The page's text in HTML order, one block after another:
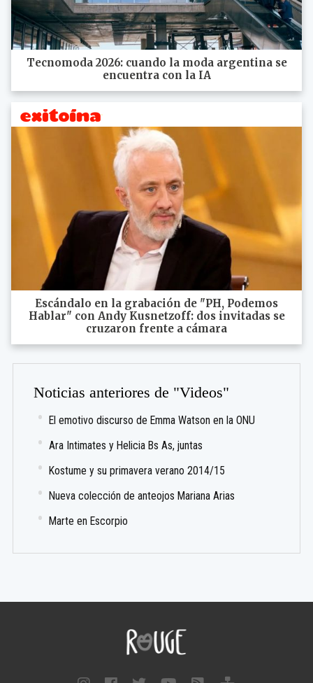
Tecnomoda 2026: cuando la moda argentina se
encuentra con la IA
Escándalo en la grabación de "PH, Podemos
Hablar" con Andy Kusnetzoff: dos invitadas se
cruzaron frente a cámara
Noticias anteriores de "Videos"
El emotivo discurso de Emma Watson en la ONU
Ara Intimates y Helicia Bs As, juntas
Kostume y su primavera verano 2014/15
Nueva colección de anteojos Mariana Arias
Marte en Escorpio